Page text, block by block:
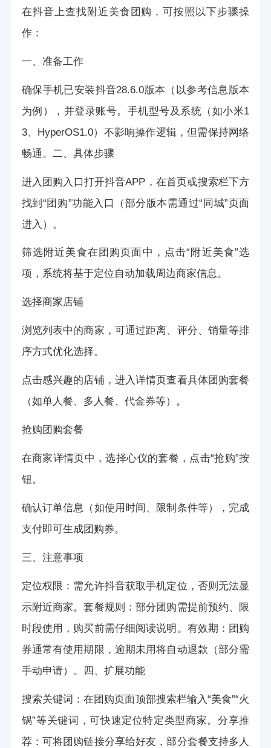
在抖音上查找附近美食团购，可按照以下步骤操
作：
一、准备工作
确保手机已安装抖音28.6.0版本（以参考信息版本
为例），并登录账号。手机型号及系统（如小米1
3、HyperOS1.0）不影响操作逻辑，但需保持网络
畅通。二、具体步骤
进入团购入口打开抖音APP，在首页或搜索栏下方
找到“团购”功能入口（部分版本需通过“同城”页面
进入）。
筛选附近美食在团购页面中，点击“附近美食”选
项，系统将基于定位自动加载周边商家信息。
选择商家店铺
浏览列表中的商家，可通过距离、评分、销量等排
序方式优化选择。
点击感兴趣的店铺，进入详情页查看具体团购套餐
（如单人餐、多人餐、代金券等）。
抢购团购套餐
在商家详情页中，选择心仪的套餐，点击“抢购”按
钮。
确认订单信息（如使用时间、限制条件等），完成
支付即可生成团购券。
三、注意事项
定位权限：需允许抖音获取手机定位，否则无法显
示附近商家。套餐规则：部分团购需提前预约、限
时段使用，购买前需仔细阅读说明。有效期：团购
券通常有使用期限，逾期未用将自动退款（部分需
手动申请）。四、扩展功能
搜索关键词：在团购页面顶部搜索栏输入“美食”“火
锅”等关键词，可快速定位特定类型商家。分享推
荐：可将团购链接分享给好友，部分套餐支持多人